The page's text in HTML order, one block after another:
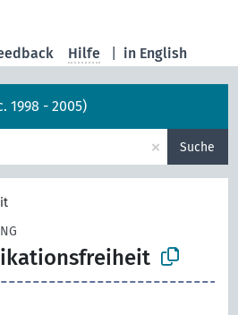
in English
Hilfe
1998 - 2005)
× Suche